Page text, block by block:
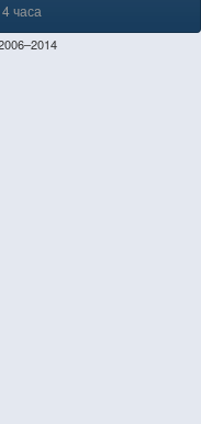
часа